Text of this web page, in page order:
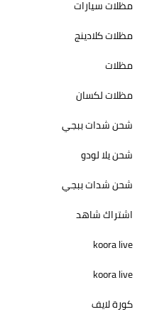
مظلات سيارات
مظلات كلادينج
مظلات
مظلات لكسان
شحن شدات ببجي
شحن يلا لودو
شحن شدات ببجي
اشتراك شاهد
koora live
koora live
كورة لايف